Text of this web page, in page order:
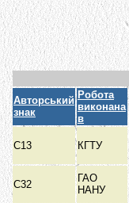
Авторський
знак
Робота
виконана
в
С13 КГТУ
С32
ГАО
НАНУ